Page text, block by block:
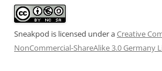
Sneakpod is licensed under aCreative
NonCommercial-ShareAlike 3.0 Germany